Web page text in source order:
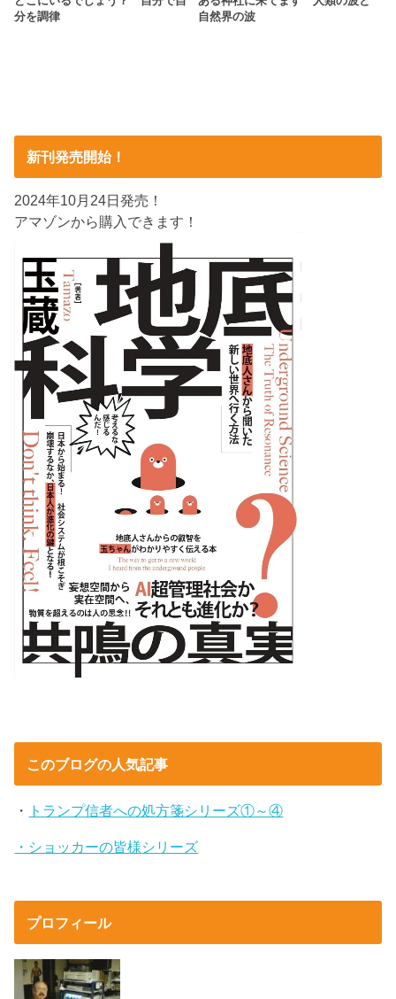
分を調律
自然界の波
新刊発売開始！
2024年10月24日発売！
アマゾンから購入できます！
このブログの人気記事
・ トランプ信者への処方箋シリーズ①～④
・ショッカーの皆様シリーズ
プロフィール